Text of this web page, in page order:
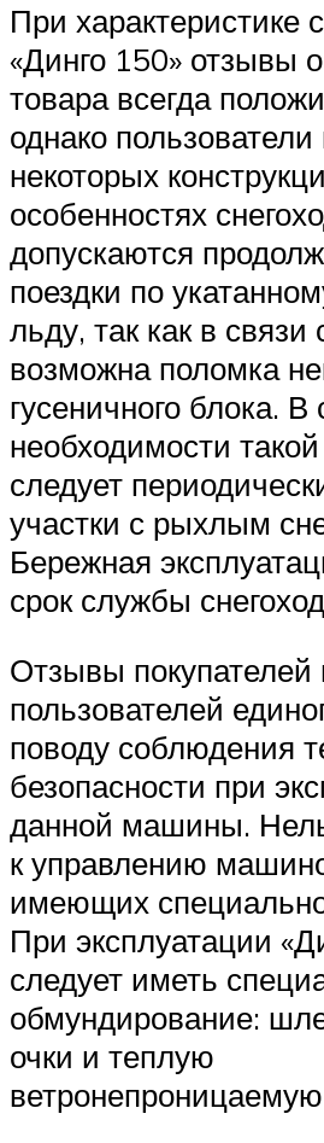
При характеристике
«Динго 150» отзывы
товара всегда
однако
некоторых
особенностях
допускаются
поездки по
льду, так как в связи
возможна поломка
гусеничного блока. В
необходимости такой
следует
участки с рыхлым
Бережная
срок службы
Отзывы покупателей
пользователей
поводу соблюдения
безопасности при
данной машины.
к управлению
имеющих
При эксплуатации
следует иметь
обмундирование:
очки и теплую